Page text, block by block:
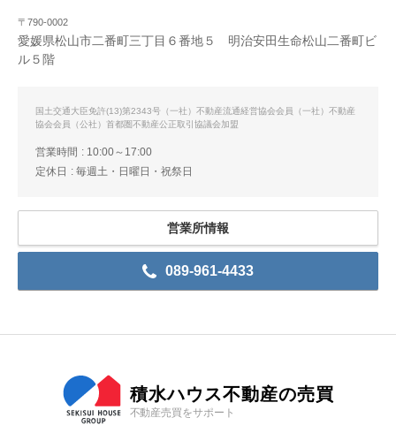
〒790-0002
愛媛県松山市二番町三丁目６番地５ 明治安田生命松山二番町ビ
ル５階
国土交通大臣免許(13)第2343号（一社）不動産流通経営協会会員（一社）不動産
協会会員（公社）首都圏不動産公正取引協議会加盟
089-961-4433
営業時間
10:00～17:00
定休日
毎週土・日曜日・祝祭日
営業所情報
積水ハウス不動産の売買
不動産売買をサポート